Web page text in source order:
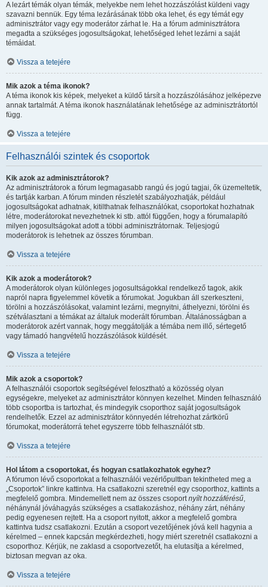
A lezárt témák olyan témák, melyekbe nem lehet hozzászólást küldeni vagy
szavazni bennük. Egy téma lezárásának több oka lehet, és egy témát egy
adminisztrátor vagy egy moderátor zárhat le. Ha a fórum adminisztrátora
megadta a szükséges jogosultságokat, lehetőséged lehet lezárni a saját
témáidat.
Vissza a tetejére
Mik azok a téma ikonok?
A téma ikonok kis képek, melyeket a küldő társít a hozzászólásához jelképezve
annak tartalmát. A téma ikonok használatának lehetősége az adminisztrátortól
függ.
Vissza a tetejére
Felhasználói szintek és csoportok
Kik azok az adminisztrátorok?
Az adminisztrátorok a fórum legmagasabb rangú és jogú tagjai, ők üzemeltetik,
és tartják karban. A fórum minden részletét szabályozhatják, például
jogosultságokat adhatnak, kitilthatnak felhasználókat, csoportokat hozhatnak
létre, moderátorokat nevezhetnek ki stb. attól függően, hogy a fórumalapító
milyen jogosultságokat adott a többi adminisztrátornak. Teljesjogú
moderátorok is lehetnek az összes fórumban.
Vissza a tetejére
Kik azok a moderátorok?
A moderátorok olyan különleges jogosultságokkal rendelkező tagok, akik
napról napra figyelemmel követik a fórumokat. Jogukban áll szerkeszteni,
törölni a hozzászólásokat, valamint lezárni, megnyitni, áthelyezni, törölni és
szétválasztani a témákat az általuk moderált fórumban. Általánosságban a
moderátorok azért vannak, hogy meggátolják a témába nem illő, sértegető
vagy támadó hangvételű hozzászólások küldését.
Vissza a tetejére
Mik azok a csoportok?
A felhasználói csoportok segítségével felosztható a közösség olyan
egységekre, melyeket az adminisztrátor könnyen kezelhet. Minden felhasználó
több csoportba is tartozhat, és mindegyik csoporthoz saját jogosultságok
rendelhetők. Ezzel az adminisztrátor könnyedén létrehozhat zártkörű
fórumokat, moderátorrá tehet egyszerre több felhasználót stb.
Vissza a tetejére
Hol látom a csoportokat, és hogyan csatlakozhatok egyhez?
A fórumon lévő csoportokat a felhasználói vezérlőpultban tekintheted meg a
„Csoportok” linkre kattintva. Ha csatlakozni szeretnél egy csoporthoz, kattints a
megfelelő gombra. Mindemellett nem az összes csoportnyílt hozzáférésű,
néhánynál jóváhagyás szükséges a csatlakozáshoz, néhány zárt, néhány
pedig egyenesen rejtett. Ha a csoport nyitott, akkor a megfelelő gombra
kattintva tudsz csatlakozni. Ezután a csoport vezetőjének jóvá kell hagynia a
kérelmed – ennek kapcsán megkérdezheti, hogy miért szeretnél csatlakozni a
csoporthoz. Kérjük, ne zaklasd a csoportvezetőt, ha elutasítja a kérelmed,
biztosan megvan az oka.
Vissza a tetejére